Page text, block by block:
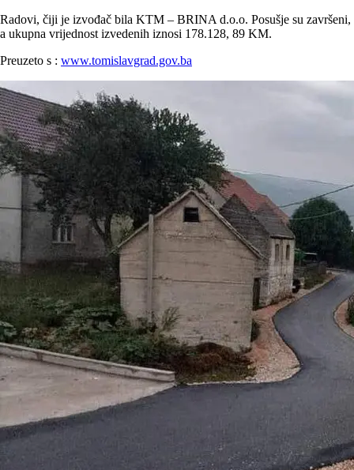
Radovi, čiji je izvođač bila KTM – BRINA d.o.o. Posušje su završeni,
a ukupna vrijednost izvedenih iznosi 178.128, 89 KM.
Preuzeto s : www.tomislavgrad.gov.ba